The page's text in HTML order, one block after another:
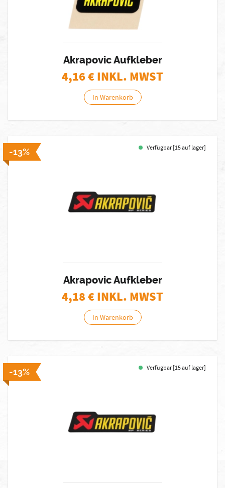
Akrapovic Aufkleber
4,16€ INKL. MWST
In Warenkorb
-13% Verfügbar [15 auf lager]
Akrapovic Aufkleber
4,18€ INKL. MWST
In Warenkorb
-13% Verfügbar [15 auf lager]